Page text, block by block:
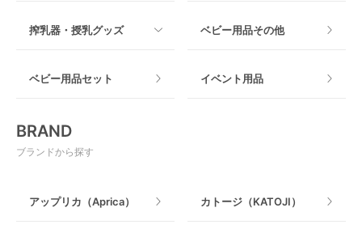
マット製
搾乳器・授乳グッズ
授乳グッズ・ママ用品
ベビー用品その他
ベビー用品セット イベント用品
BRAND
ブランドから探す
アップリカ（Aprica） カトージ（KATOJI）